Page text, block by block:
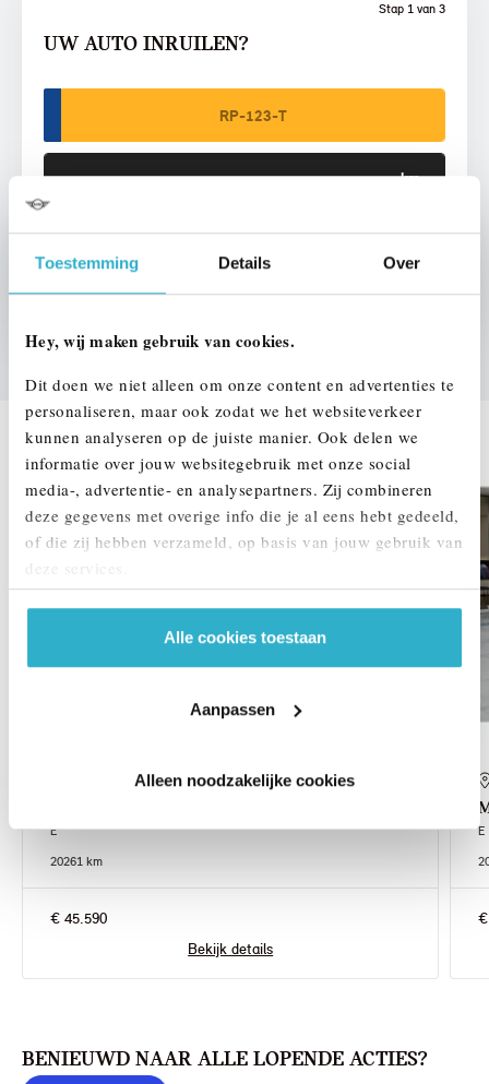
Toestemming Details Over
Hey, wij maken gebruik van cookies.
Dit doen we niet alleen om onze content en advertenties te
personaliseren, maar ook zodat we het websiteverkeer
kunnen analyseren op de juiste manier. Ook delen we
informatie over jouw websitegebruik met onze social
media-, advertentie- en analysepartners. Zij combineren
deze gegevens met overige info die je al eens hebt gedeeld,
of die zij hebben verzameld, op basis van jouw gebruik van
deze services.
Alle cookies toestaan
Aanpassen
Alleen noodzakelijke cookies
Stap 1 van 3
UW AUTO INRUILEN?
DEZE ZIJN VERGELIJKBAAR
E
20261 km
€ 45.590
Bekijk details
E
BENIEUWD NAAR ALLE LOPENDE ACTIES?